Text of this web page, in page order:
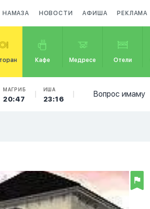
НАМАЗА НОВОСТИ АФИША РЕКЛАМА
Кафе Медресе Отели
МАГРИБ
20:47
ИША
23:16
Вопрос имаму